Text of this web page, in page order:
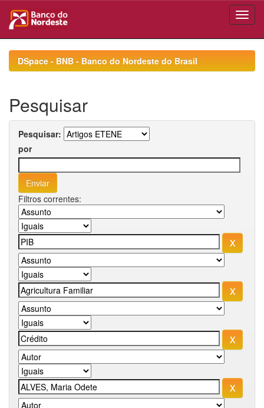
navigationDSpace - BNB - Banco do Nordeste do Brasil
Pesquisar
Pesquisar:
por
Filtros correntes: